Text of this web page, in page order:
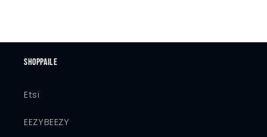
Shoppaile
Etsi
EEZYBEEZY